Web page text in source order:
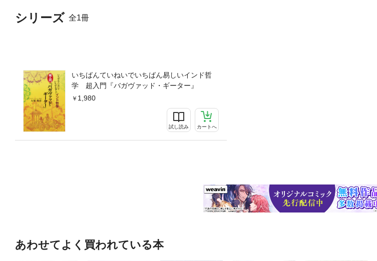
シリーズ 全1冊
いちばんていねいでいちばん易しいインド哲
学 超入門『バガヴァッド・ギーター』
1,980
試し読み カートへ
あわせてよく買われている本